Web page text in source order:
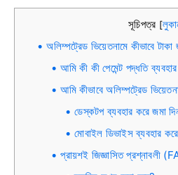
সূচিপত্র [
অলিম্পট্রেড ভিয়েতনামে কীভাবে টাকা
আমি কী কী পেমেন্ট পদ্ধতি
আমি কীভাবে অলিম্পট্রেড
ডেস্কটপ ব্যবহার করে জমা
মোবাইল ডিভাইস ব্যবহার
প্রায়শই জিজ্ঞাসিত প্রশ্নাবলী